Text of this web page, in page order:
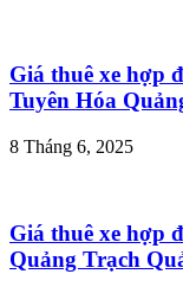
Giá thuê xe hợp
Tuyên Hóa
8 Tháng 6, 2025
Giá thuê xe hợp
Quảng Trạch